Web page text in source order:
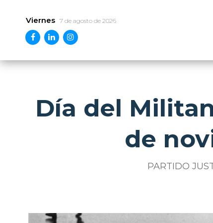
Viernes 7 de agosto de 2026
Día del
de
PARTIDO